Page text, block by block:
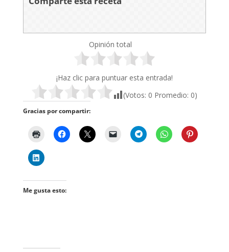
Opinión total
¡Haz clic para puntuar esta entrada!
(Votos: 0 Promedio: 0)
Gracias por compartir:
Me gusta esto: